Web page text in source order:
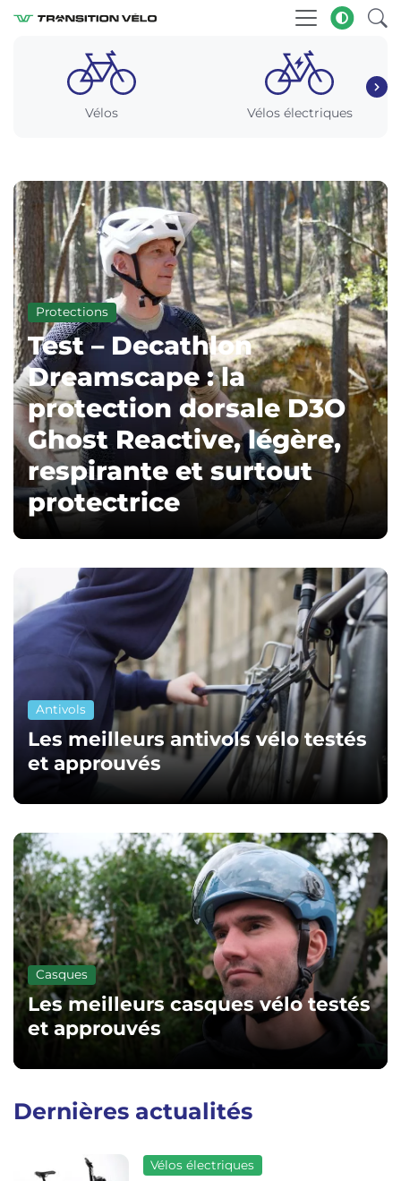
Vélos Vélos électriques
Protections
Test – Decathlon
Dreamscape : la
protection dorsale D3O
Ghost Reactive, légère,
respirante et surtout
protectrice
Antivols
Les meilleurs antivols vélo testés
et approuvés
Casques
Les meilleurs casques vélo testés
et approuvés
Dernières actualités
Vélos électriques